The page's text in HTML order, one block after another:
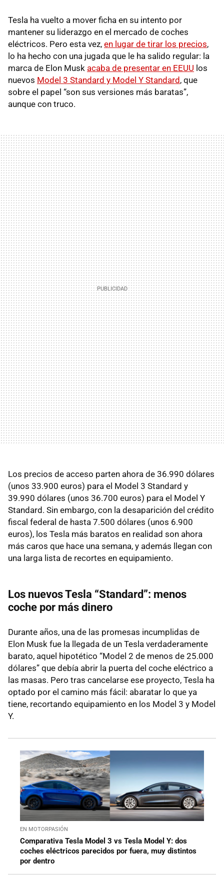
Tesla ha vuelto a mover ficha en su intento por
mantener su liderazgo en el mercado de coches
eléctricos. Pero esta vez, en lugar de tirar los precios,
lo ha hecho con una jugada que le ha salido regular: la
marca de Elon Musk acaba de presentar en EEUU los
nuevos Model 3 Standard y Model Y Standard , que
sobre el papel “son sus versiones más baratas”,
aunque con truco.
Los precios de acceso parten ahora de 36.990 dólares
(unos 33.900 euros) para el Model 3 Standard y
39.990 dólares (unos 36.700 euros) para el Model Y
Standard. Sin embargo, con la desaparición del crédito
fiscal federal de hasta 7.500 dólares (unos 6.900
euros), los Tesla más baratos en realidad son ahora
más caros que hace una semana, y además llegan con
una larga lista de recortes en equipamiento.
Los nuevos Tesla “Standard”: menos
coche por más dinero
Durante años, una de las promesas incumplidas de
Elon Musk fue la llegada de un Tesla verdaderamente
barato, aquel hipotético “Model 2 de menos de 25.000
dólares” que debía abrir la puerta del coche eléctrico a
las masas. Pero tras cancelarse ese proyecto, Tesla ha
optado por el camino más fácil: abaratar lo que ya
tiene, recortando equipamiento en los Model 3 y Model
Y.
EN MOTORPASIÓN
Comparativa Tesla Model 3 vs Tesla Model Y: dos
coches eléctricos parecidos por fuera, muy distintos
por dentro